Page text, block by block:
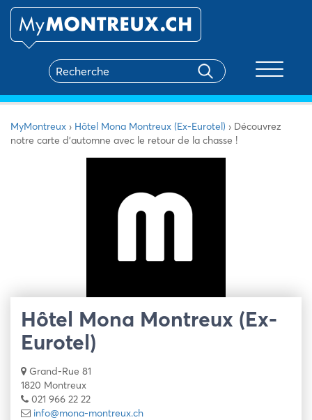
MyMontreux › Hôtel Mona Montreux (Ex-Eurotel) › Découvrez
notre carte d’automne avec le retour de la chasse !
Hôtel Mona Montreux (Ex-
Eurotel)
Grand-Rue 81
1820 Montreux
021 966 22 22
info@mona-montreux.ch